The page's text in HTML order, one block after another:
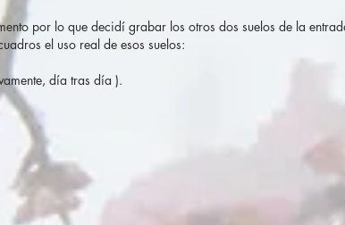
por lo que decidí grabar los otros dos suelos de la
el uso real de esos suelos:
día tras día ).